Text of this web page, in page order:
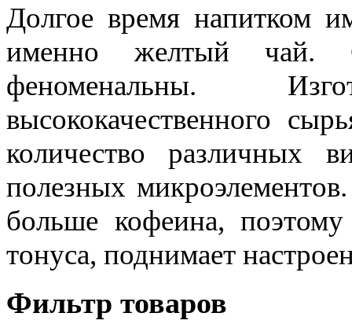
Долгое время напитком
именно желтый чай.
феноменальны.
высококачественного
количество различных
полезных
больше кофеина,
тонуса, поднимает
Фильтр товаров